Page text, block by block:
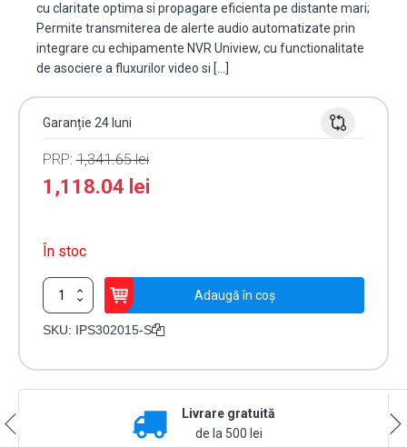
cu claritate optima si propagare eficienta pe distante mari;
Permite transmiterea de alerte audio automatizate prin
integrare cu echipamente NVR Uniview, cu functionalitate
de asociere a fluxurilor video si […]
Garanție 24 luni
PRP: 1,341.65lei
1,118.04 lei
În stoc
Cantitate
Difuzor
IP
Adaugă în coș
SKU: IPS302015-S
Livrare gratuită
de la 500 lei